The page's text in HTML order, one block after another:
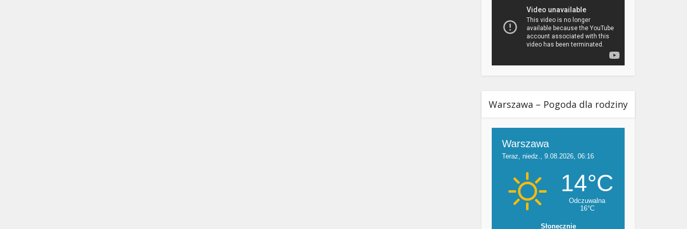
Warszawa – Pogoda dla rodziny